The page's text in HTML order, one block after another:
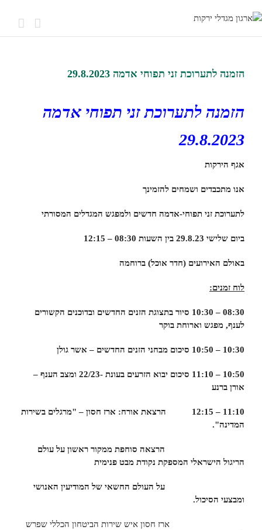
Image
הזמנה לתערוכת זני תפוחי אדמה 29.8.2023
הזמנה לתערוכת זני תפוחי אדמה
29.8.2023
אגף הירקות
אנו מתכבדים ושמחים להזמינך
לתערוכת זני תפוחי-אדמה חדשים ולמפגש המגדלים המסורתי
ביום שלישי 29.8.23 בין השעות 08:30 – 12:15
באולם האירועים (חדר אוכל) ברוחמה
לוח זמנים:
08:30 – 10:30
סיור בתצוגת הזנים החדשים ובדוכנים הקשורים
לענף, מפגש וארוחת בוקר
10:30 – 10:50 סיכום מבחני הזנים החדשים – אשר גולן
10:50 – 11:10
סיכום יבוא הזרעים בעונת -22/23 ומצב הענף –
אורן ברנע
11:10 – 12:15 הרצאת אורח: ארז חסון – "מרגלים בשירות
המדינה".
הרצאה סוחפת ממקור ראשון על עולם
הריגול הישראלי המספקת נקודת מבט פנימית
על העולם החשאי של המודיעין האנושי
ומבצעי הסיכול.
ארז חסון איש שירות הביטחון הכללי שפרש